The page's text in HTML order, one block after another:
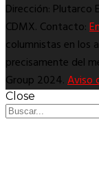
Dirección: Plutarco
CDMX. Contacto:
columnistas en los
precisamente del
Group 2024.Aviso
Close